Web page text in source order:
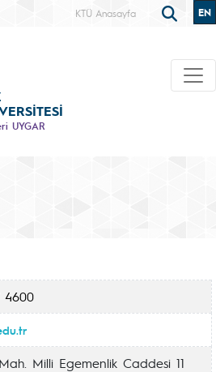
KTÜ Anasayfa EN
UYGAR
4600
Milli Egemenlik Caddesi 11